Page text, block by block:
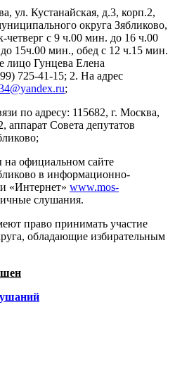
ул. Кустанайская, д.3, корп.2,
округа Зябликово,
с 9 ч.00 мин. до 16 ч.00
15ч.00 мин., обед с 12 ч.15 мин.
лицо Гунцева Елена
725-41-15; 2. На адрес
;
по адресу: 115682, г. Москва,
аппарат Совета депутатов
официальном сайте
в информационно-
«Интернет» www.mos-
слушания.
право принимать участие
обладающие избирательным